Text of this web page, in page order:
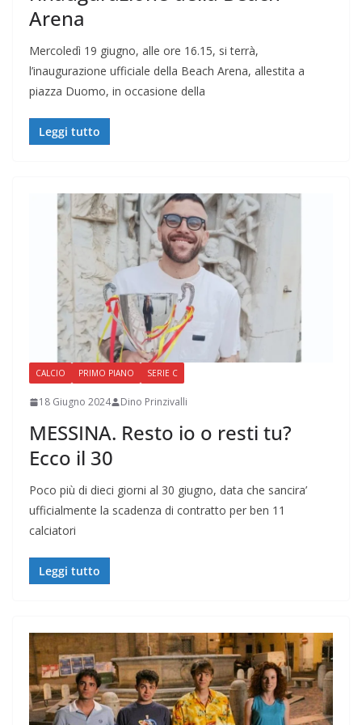
Arena
Mercoledì 19 giugno, alle ore 16.15, si terrà,
l’inaugurazione ufficiale della Beach Arena, allestita a
piazza Duomo, in occasione della
Leggi tutto
CALCIO PRIMO PIANO SERIE C
18 Giugno 2024 Dino Prinzivalli
MESSINA. Resto io o resti tu?
Ecco il 30
Poco più di dieci giorni al 30 giugno, data che sancira’
ufficialmente la scadenza di contratto per ben 11
calciatori
Leggi tutto